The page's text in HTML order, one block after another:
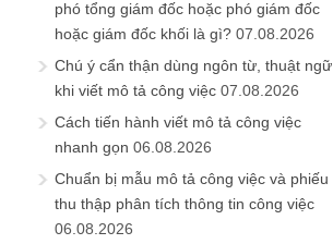
phó tổng giám đốc hoặc phó giám đốc
hoặc giám đốc khối là gì? 07.08.2026
Chú ý cẩn thận dùng ngôn từ, thuật ngữ
khi viết mô tả công việc 07.08.2026
Cách tiến hành viết mô tả công việc
nhanh gọn 06.08.2026
Chuẩn bị mẫu mô tả công việc và phiếu
thu thập phân tích thông tin công việc
06.08.2026